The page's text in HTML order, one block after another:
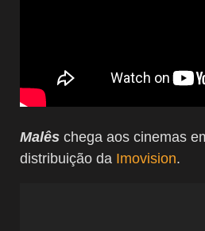
Malês chega aos cinemas
distribuição da Imovision.